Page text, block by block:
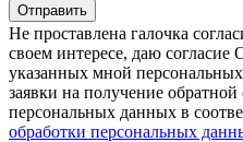
Отправить
Не проставлена галочка
своем интересе, даю
указанных мной
заявки на получение обратной
персональных данных в
обработки персональных